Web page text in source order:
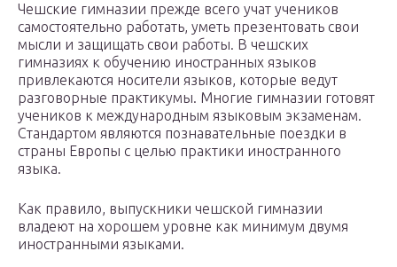
Чешские гимназии прежде всего учат учеников
самостоятельно работать, уметь презентовать свои
мысли и защищать свои работы. В чешских
гимназиях к обучению иностранных языков
привлекаются носители языков, которые ведут
разговорные практикумы. Многие гимназии готовят
учеников к международным языковым экзаменам.
Стандартом являются познавательные поездки в
страны Европы с целью практики иностранного
языка.
Как правило, выпускники чешской гимназии
владеют на хорошем уровне как минимум двумя
иностранными языками.